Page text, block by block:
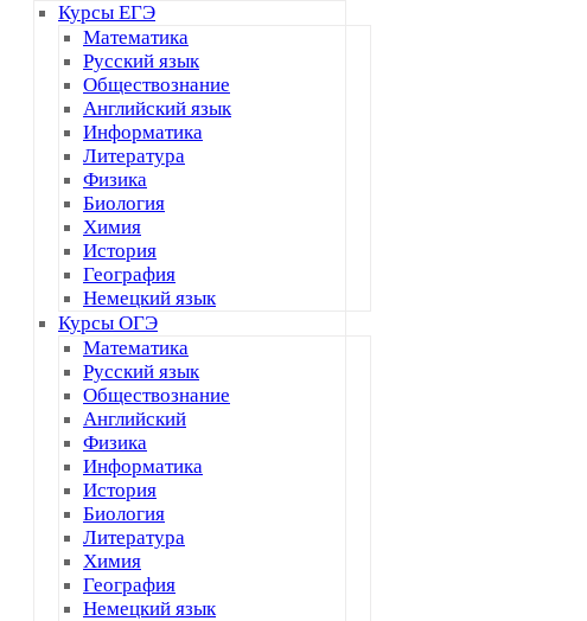
Курсы ЕГЭ
Математика
Русский язык
Обществознание
Английский язык
Информатика
Литература
Физика
Биология
Химия
История
География
Немецкий язык
Курсы ОГЭ
Математика
Русский язык
Обществознание
Английский
Физика
Информатика
История
Биология
Литература
Химия
География
Немецкий язык